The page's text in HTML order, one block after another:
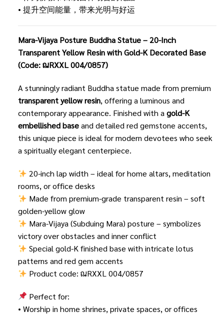
• 提升空间能量，带来光明与好运
Mara-Vijaya Posture Buddha Statue – 20-Inch
Transparent Yellow Resin with Gold-K Decorated Base
(Code: ณRXXL 004/0857)
A stunningly radiant Buddha statue made from premium
transparent yellow resin, offering a luminous and
contemporary appearance. Finished with agold-K
embellished baseand detailed red gemstone accents,
this unique piece is ideal for modern devotees who seek
a spiritually elegant centerpiece.
20-inch lap width – ideal for home altars, meditation
rooms, or office desks
Made from premium-grade transparent resin – soft
golden-yellow glow
Mara-Vijaya (Subduing Mara) posture – symbolizes
victory over obstacles and inner conflict
Special gold-K finished base with intricate lotus
patterns and red gem accents
Product code: ณRXXL 004/0857
Perfect for:
• Worship in home shrines, private spaces, or offices